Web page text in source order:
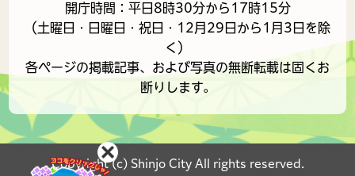
開庁時間：平日8時30分から17時15分
（土曜日・日曜日・祝日・12月29日から1月3日を除
く）
各ページの掲載記事、および写真の無断転載は固くお
断りします。
Copyright (c) Shinjo City All rights reserved.